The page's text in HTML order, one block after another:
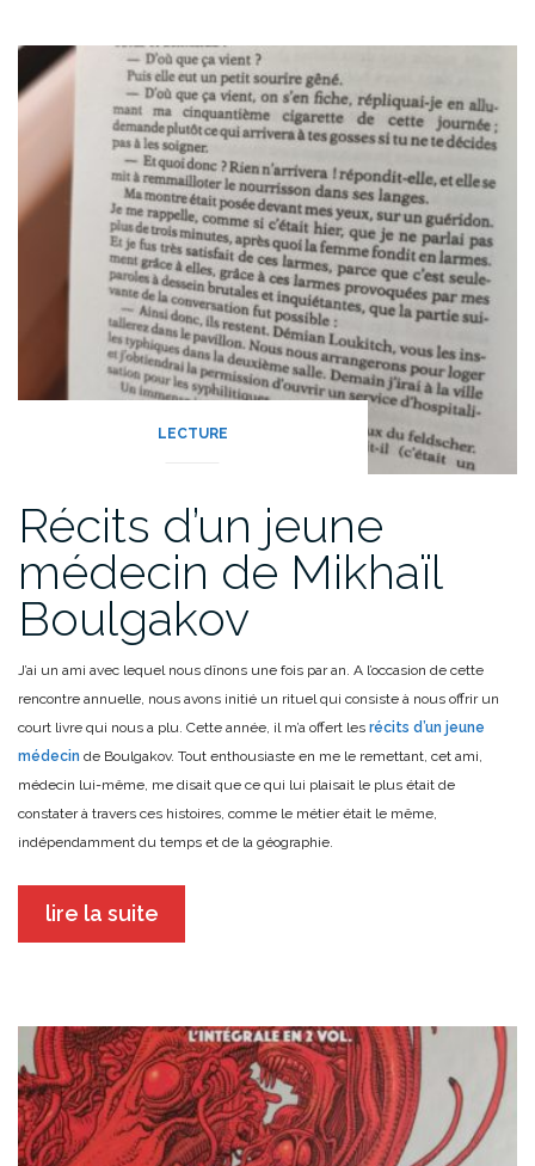
LECTURE
Récits d’un jeune
médecin de Mikhaïl
Boulgakov
J’ai un ami avec lequel nous dînons une fois par an. A l’occasion de cette
rencontre annuelle, nous avons initié un rituel qui consiste à nous offrir un
court livre qui nous a plu. Cette année, il m’a offert les récits d’un jeune
médecin de Boulgakov. Tout enthousiaste en me le remettant, cet ami,
médecin lui-même, me disait que ce qui lui plaisait le plus était de
constater à travers ces histoires, comme le métier était le même,
indépendamment du temps et de la géographie.
lire la suite